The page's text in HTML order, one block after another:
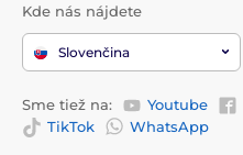
Kde nás nájdete
Slovenčina
Sme tiež na: Youtube
TikTok
WhatsApp